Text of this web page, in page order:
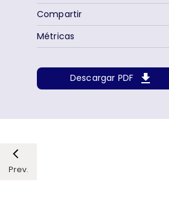
Descargar PDF
Métricas
Compartir
Prev.